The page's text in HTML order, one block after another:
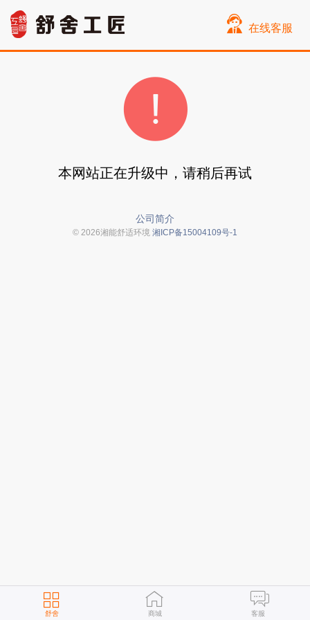
舒舍 商城 客服
在线客服
本网站正在升级中，请稍后再试
公司简介
© 2026湘能舒适环境 湘ICP备15004109号-1